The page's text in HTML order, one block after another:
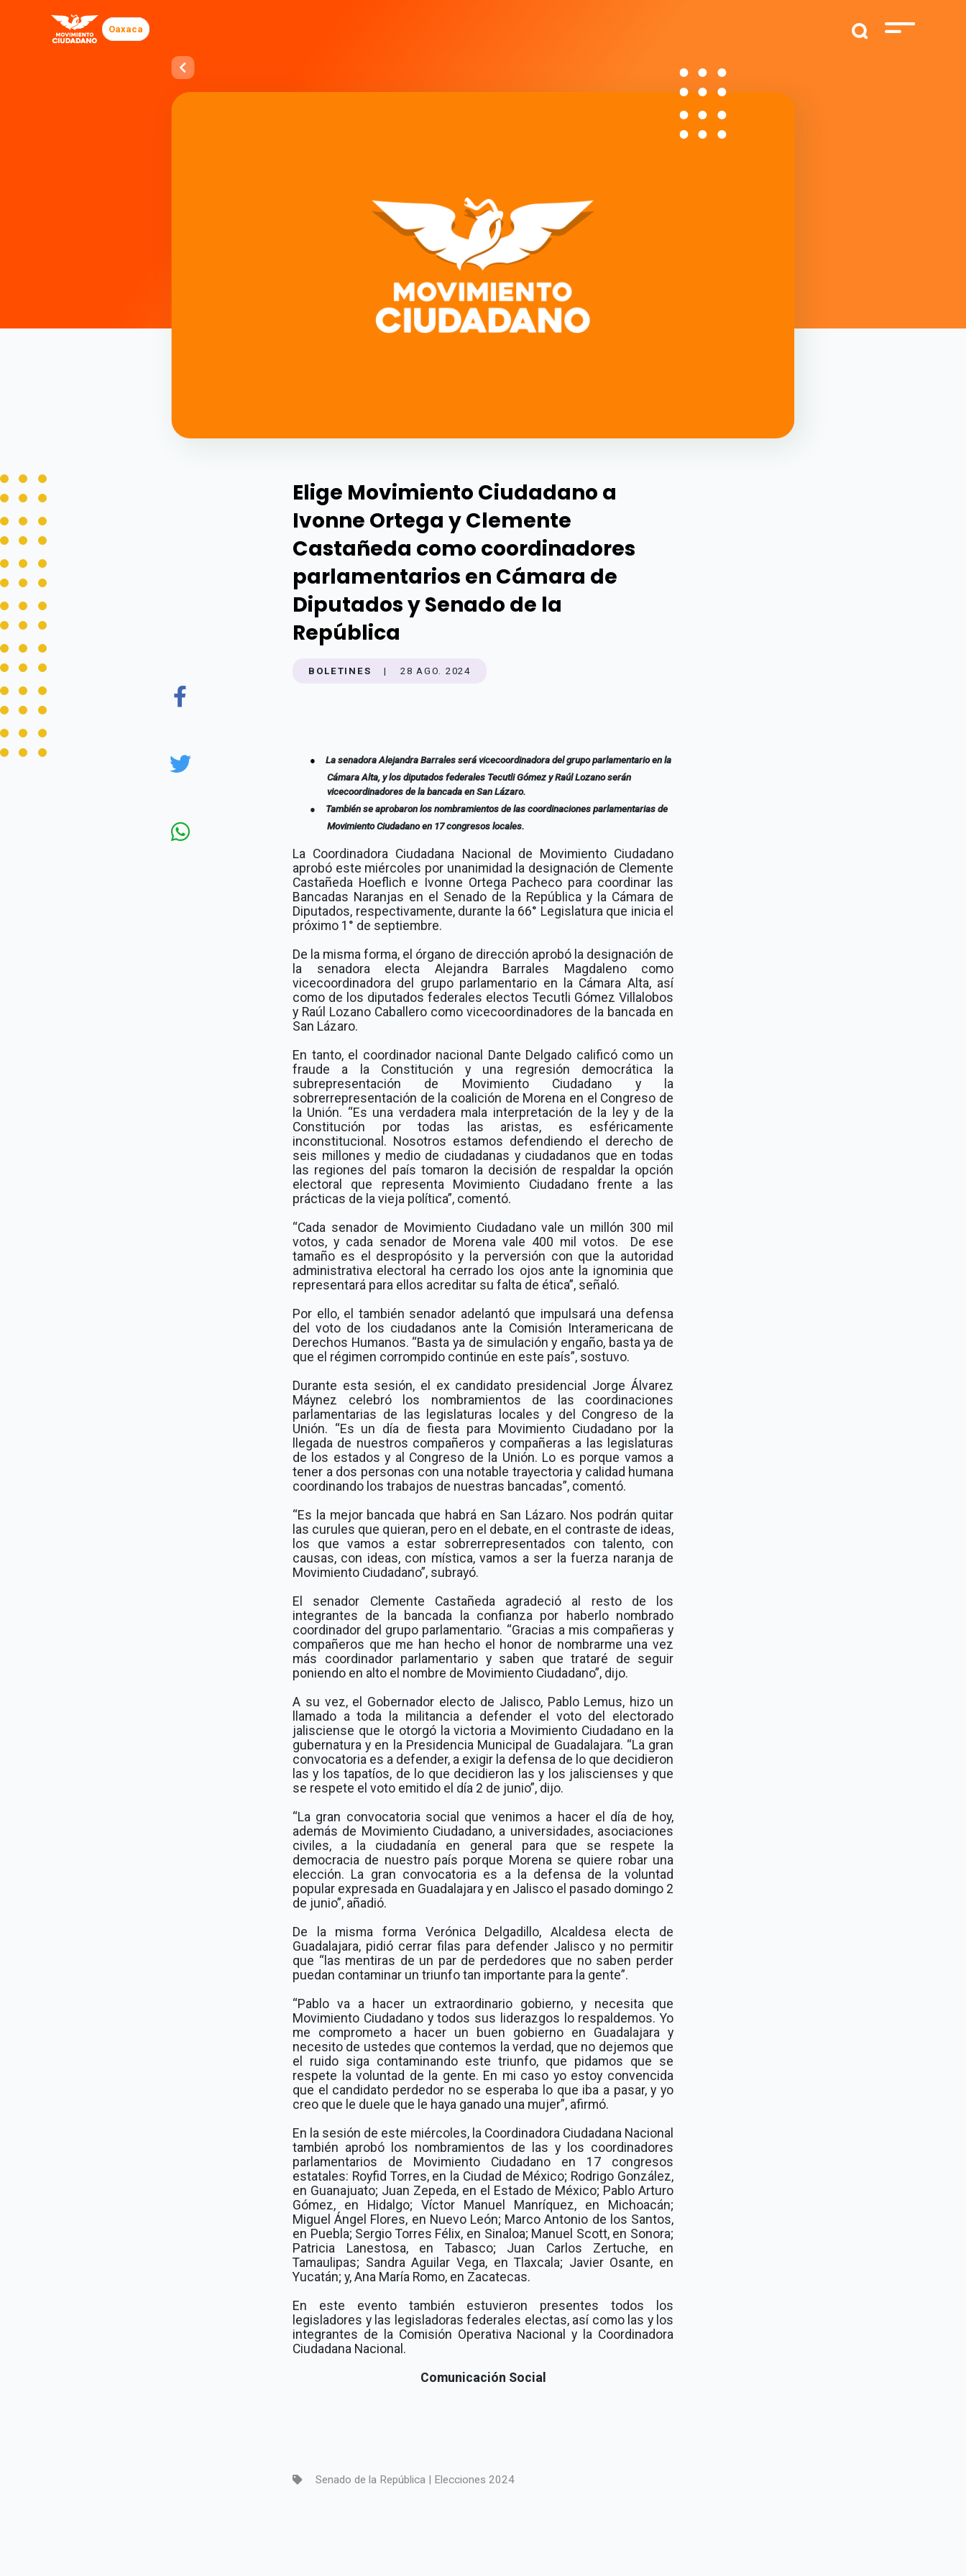
Oaxaca
Elige Movimiento Ciudadano a
Ivonne Ortega y Clemente
Castañeda como coordinadores
parlamentarios en Cámara de
Diputados y Senado de la
República
BOLETINES | 28 AGO. 2024
●
La senadora Alejandra Barrales será vicecoordinadora del grupo parlamentario en la
Cámara Alta, y los diputados federales Tecutli Gómez y Raúl Lozano serán
vicecoordinadores de la bancada en San Lázaro.
●
También se aprobaron los nombramientos de las coordinaciones parlamentarias de
Movimiento Ciudadano en 17 congresos locales.
La Coordinadora Ciudadana Nacional de Movimiento Ciudadano
aprobó este miércoles por unanimidad la designación de Clemente
Castañeda Hoeflich e Ivonne Ortega Pacheco para coordinar las
Bancadas Naranjas en el Senado de la República y la Cámara de
Diputados, respectivamente, durante la 66° Legislatura que inicia el
próximo 1° de septiembre.
De la misma forma, el órgano de dirección aprobó la designación de
la senadora electa Alejandra Barrales Magdaleno como
vicecoordinadora del grupo parlamentario en la Cámara Alta, así
como de los diputados federales electos Tecutli Gómez Villalobos
y Raúl Lozano Caballero como vicecoordinadores de la bancada en
San Lázaro.
En tanto, el coordinador nacional Dante Delgado calificó como un
fraude a la Constitución y una regresión democrática la
subrepresentación de Movimiento Ciudadano y la
sobrerrepresentación de la coalición de Morena en el Congreso de
la Unión. “Es una verdadera mala interpretación de la ley y de la
Constitución por todas las aristas, es esféricamente
inconstitucional. Nosotros estamos defendiendo el derecho de
seis millones y medio de ciudadanas y ciudadanos que en todas
las regiones del país tomaron la decisión de respaldar la opción
electoral que representa Movimiento Ciudadano frente a las
prácticas de la vieja política”, comentó.
“Cada senador de Movimiento Ciudadano vale un millón 300 mil
votos, y cada senador de Morena vale 400 mil votos.
De ese
tamaño es el despropósito y la perversión con que la autoridad
administrativa electoral ha cerrado los ojos ante la ignominia que
representará para ellos acreditar su falta de ética”, señaló.
Por ello, el también senador adelantó que impulsará una defensa
del voto de los ciudadanos ante la Comisión Interamericana de
Derechos Humanos. “Basta ya de simulación y engaño, basta ya de
que el régimen corrompido continúe en este país”, sostuvo.
Durante esta sesión, el ex candidato presidencial Jorge Álvarez
Máynez celebró los nombramientos de las coordinaciones
parlamentarias de las legislaturas locales y del Congreso de la
Unión. “Es un día de fiesta para Movimiento Ciudadano por la
llegada de nuestros compañeros y compañeras a las legislaturas
de los estados y al Congreso de la Unión. Lo es porque vamos a
tener a dos personas con una notable trayectoria y calidad humana
coordinando los trabajos de nuestras bancadas”, comentó.
“Es la mejor bancada que habrá en San Lázaro. Nos podrán quitar
las curules que quieran, pero en el debate, en el contraste de ideas,
los que vamos a estar sobrerrepresentados con talento, con
causas, con ideas, con mística, vamos a ser la fuerza naranja de
Movimiento Ciudadano”, subrayó.
El senador Clemente Castañeda agradeció al resto de los
integrantes de la bancada la confianza por haberlo nombrado
coordinador del grupo parlamentario. “Gracias a mis compañeras y
compañeros que me han hecho el honor de nombrarme una vez
más coordinador parlamentario y saben que trataré de seguir
poniendo en alto el nombre de Movimiento Ciudadano”, dijo.
A su vez, el Gobernador electo de Jalisco, Pablo Lemus, hizo un
llamado a toda la militancia a defender el voto del electorado
jalisciense que le otorgó la victoria a Movimiento Ciudadano en la
gubernatura y en la Presidencia Municipal de Guadalajara. “La gran
convocatoria es a defender, a exigir la defensa de lo que decidieron
las y los tapatíos, de lo que decidieron las y los jaliscienses y que
se respete el voto emitido el día 2 de junio”, dijo.
“La gran convocatoria social que venimos a hacer el día de hoy,
además de Movimiento Ciudadano, a universidades, asociaciones
civiles, a la ciudadanía en general para que se respete la
democracia de nuestro país porque Morena se quiere robar una
elección. La gran convocatoria es a la defensa de la voluntad
popular expresada en Guadalajara y en Jalisco el pasado domingo 2
de junio”, añadió.
De la misma forma Verónica Delgadillo, Alcaldesa electa de
Guadalajara, pidió cerrar filas para defender Jalisco y no permitir
que “las mentiras de un par de perdedores que no saben perder
puedan contaminar un triunfo tan importante para la gente”.
“Pablo va a hacer un extraordinario gobierno, y necesita que
Movimiento Ciudadano y todos sus liderazgos lo respaldemos. Yo
me comprometo a hacer un buen gobierno en Guadalajara y
necesito de ustedes que contemos la verdad, que no dejemos que
el ruido siga contaminando este triunfo, que pidamos que se
respete la voluntad de la gente. En mi caso yo estoy convencida
que el candidato perdedor no se esperaba lo que iba a pasar, y yo
creo que le duele que le haya ganado una mujer”, afirmó.
En la sesión de este miércoles, la Coordinadora Ciudadana Nacional
también aprobó los nombramientos de las y los coordinadores
parlamentarios de Movimiento Ciudadano en 17 congresos
estatales: Royfid Torres, en la Ciudad de México; Rodrigo González,
en Guanajuato; Juan Zepeda, en el Estado de México; Pablo Arturo
Gómez, en Hidalgo; Víctor Manuel Manríquez, en Michoacán;
Miguel Ángel Flores, en Nuevo León; Marco Antonio de los Santos,
en Puebla; Sergio Torres Félix, en Sinaloa; Manuel Scott, en Sonora;
Patricia Lanestosa, en Tabasco; Juan Carlos Zertuche, en
Tamaulipas; Sandra Aguilar Vega, en Tlaxcala; Javier Osante, en
Yucatán; y, Ana María Romo, en Zacatecas.
En este evento también estuvieron presentes todos los
legisladores y las legisladoras federales electas, así como las y los
integrantes de la Comisión Operativa Nacional y la Coordinadora
Ciudadana Nacional.
Comunicación Social
Senado de la República | Elecciones 2024